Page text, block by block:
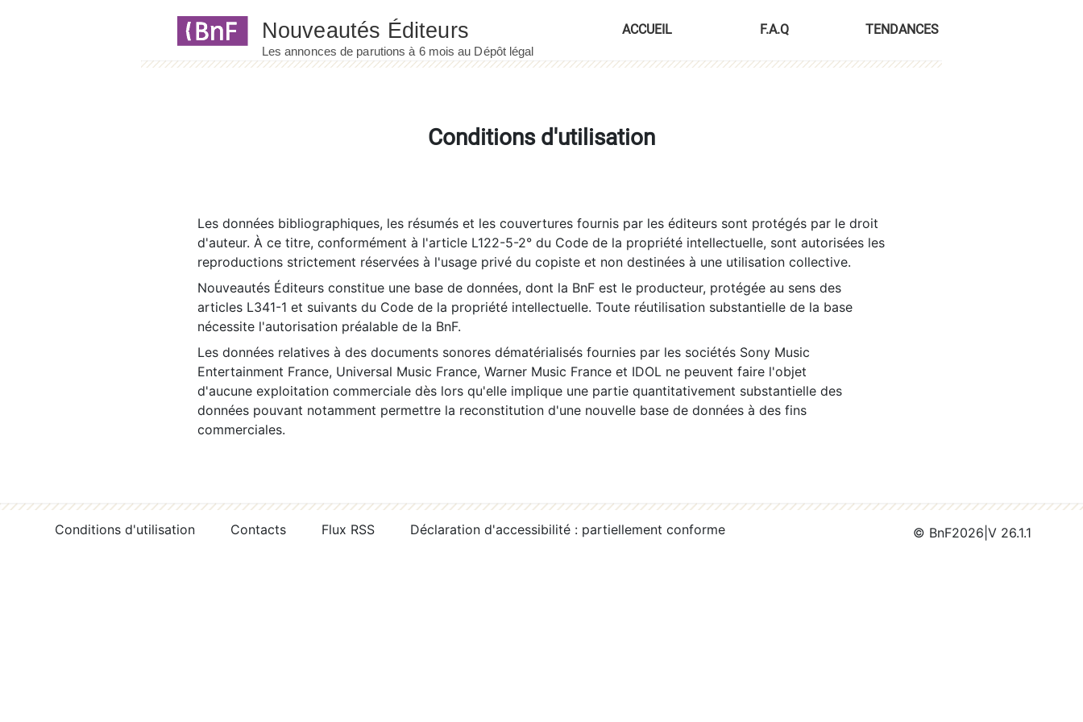
ACCUEIL F.A.Q TENDANCES
Conditions d'utilisation
Les données bibliographiques, les résumés et les couvertures fournis par les éditeurs sont protégés par le droit
d'auteur. À ce titre, conformément à l'article L122-5-2° du Code de la propriété intellectuelle, sont autorisées les
reproductions strictement réservées à l'usage privé du copiste et non destinées à une utilisation collective.
Nouveautés Éditeurs constitue une base de données, dont la BnF est le producteur, protégée au sens des
articles L341-1 et suivants du Code de la propriété intellectuelle. Toute réutilisation substantielle de la base
nécessite l'autorisation préalable de la BnF.
Les données relatives à des documents sonores dématérialisés fournies par les sociétés Sony Music
Entertainment France, Universal Music France, Warner Music France et IDOL ne peuvent faire l'objet
d'aucune exploitation commerciale dès lors qu'elle implique une partie quantitativement substantielle des
données pouvant notamment permettre la reconstitution d'une nouvelle base de données à des fins
commerciales.
Conditions d'utilisation Contacts Flux RSS Déclaration d'accessibilité : partiellement conforme © BnF2026 V 26.1.1